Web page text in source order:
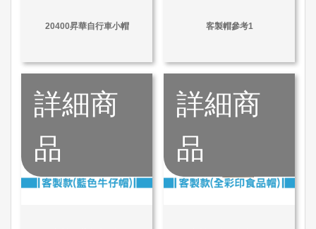
20400昇華自行車小帽 客製帽參考1
詳細商
品
詳細商
品